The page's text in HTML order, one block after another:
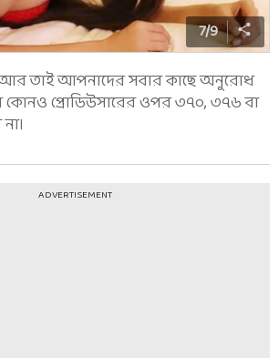
7/9
তাই আপনাদের সবার কাছে অনুরোধ
প্রোডিউসারের ওপর ৩৭০, ৩৭৬ বা
ADVERTISEMENT